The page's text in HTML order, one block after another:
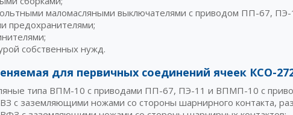
маломасляными выключателями с приводом ПП-67,
предохранителями;
собственных нужд.
для первичных соединений ячеек КСО-
типа ВПМ-10 с приводами ПП-67, ПЭ-11 и ВПМП-10 с
с заземляющими ножами со стороны шарнирного контакта,